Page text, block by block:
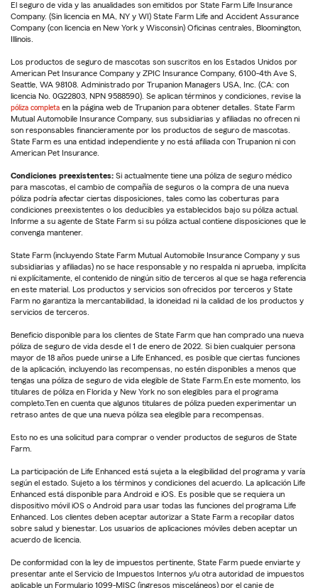
El seguro de vida y las anualidades son emitidos por State Farm Life Insurance
Company. (Sin licencia en MA, NY y WI) State Farm Life and Accident Assurance
Company (con licencia en New York y Wisconsin) Oficinas centrales, Bloomington,
Illinois.
Los productos de seguro de mascotas son suscritos en los Estados Unidos por
American Pet Insurance Company y ZPIC Insurance Company, 6100-4th Ave S,
Seattle, WA 98108. Administrado por Trupanion Managers USA, Inc. (CA: con
licencia No. 0G22803, NPN 9588590). Se aplican términos y condiciones, revise la
póliza completa en la página web de Trupanion para obtener detalles. State Farm
Mutual Automobile Insurance Company, sus subsidiarias y afiliadas no ofrecen ni
son responsables financieramente por los productos de seguro de mascotas.
State Farm es una entidad independiente y no está afiliada con Trupanion ni con
American Pet Insurance.
Condiciones preexistentes: Si actualmente tiene una póliza de seguro médico
para mascotas, el cambio de compañía de seguros o la compra de una nueva
póliza podría afectar ciertas disposiciones, tales como las coberturas para
condiciones preexistentes o los deducibles ya establecidos bajo su póliza actual.
Informe a su agente de State Farm si su póliza actual contiene disposiciones que le
convenga mantener.
State Farm (incluyendo State Farm Mutual Automobile Insurance Company y sus
subsidiarias y afiliadas) no se hace responsable y no respalda ni aprueba, implícita
ni explícitamente, el contenido de ningún sitio de terceros al que se haga referencia
en este material. Los productos y servicios son ofrecidos por terceros y State
Farm no garantiza la mercantabilidad, la idoneidad ni la calidad de los productos y
servicios de terceros.
Beneficio disponible para los clientes de State Farm que han comprado una nueva
póliza de seguro de vida desde el 1 de enero de 2022. Si bien cualquier persona
mayor de 18 años puede unirse a Life Enhanced, es posible que ciertas funciones
de la aplicación, incluyendo las recompensas, no estén disponibles a menos que
tengas una póliza de seguro de vida elegible de State Farm.En este momento, los
titulares de póliza en Florida y New York no son elegibles para el programa
completo.Ten en cuenta que algunos titulares de póliza pueden experimentar un
retraso antes de que una nueva póliza sea elegible para recompensas.
Esto no es una solicitud para comprar o vender productos de seguros de State
Farm.
La participación de Life Enhanced está sujeta a la elegibilidad del programa y varía
según el estado. Sujeto a los términos y condiciones del acuerdo. La aplicación Life
Enhanced está disponible para Android e iOS. Es posible que se requiera un
dispositivo móvil iOS o Android para usar todas las funciones del programa Life
Enhanced. Los clientes deben aceptar autorizar a State Farm a recopilar datos
sobre salud y bienestar. Los usuarios de aplicaciones móviles deben aceptar un
acuerdo de licencia.
De conformidad con la ley de impuestos pertinente, State Farm puede enviarte y
presentar ante el Servicio de Impuestos Internos y/u otra autoridad de impuestos
aplicable un Formulario 1099-MISC (ingresos misceláneos) por el canje de